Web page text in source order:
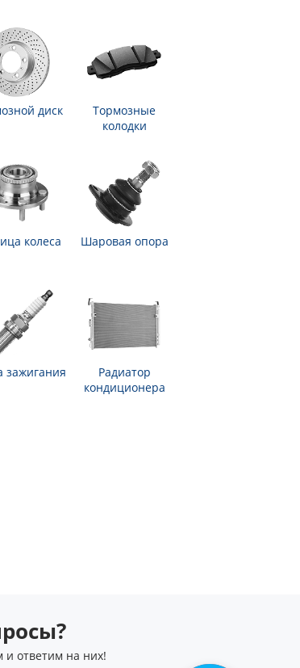
диск
Тормозные
колодки
колеса Шаровая опора
зажигания
Радиатор
кондиционера
и ответим на них!